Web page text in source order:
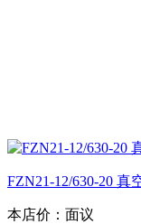
FZN21-12/630-20
本店价： 面议